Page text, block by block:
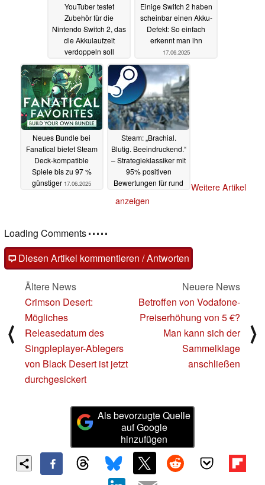
YouTuber testet
Zubehör für die
Nintendo Switch 2, das
die Akkulaufzeit
verdoppeln soll
17.06.2025
Einige Switch 2 haben
scheinbar einen Akku-
Defekt: So einfach
erkennt man ihn
17.06.2025
Neues Bundle bei
Fanatical bietet Steam
Deck-kompatible
Spiele bis zu 97 %
günstiger 17.06.2025
Steam: „Brachial.
Blutig. Beeindruckend.“
– Strategieklassiker mit
95% positiven
Bewertungen für rund
17.06.2025
Weitere Artikel
anzeigen
Loading Comments
Diesen Artikel kommentieren / Antworten
⟨
Ältere News
Crimson Desert:
Mögliches
Releasedatum des
Singpleplayer-Ablegers
von Black Desert ist jetzt
durchgesickert
Neuere News
Betroffen von Vodafone-
Preiserhöhung von 5 €?
Man kann sich der
Sammelklage
anschließen
⟩
Als bevorzugte Quelle
auf Google
hinzufügen